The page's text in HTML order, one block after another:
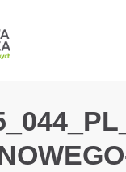
GŁÓWNEGO